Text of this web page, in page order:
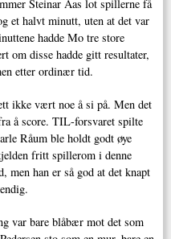
Steinar Aas lot spillerne få
et halvt minutt, uten at det var
hadde Mo tre store
disse hadde gitt resultater,
etter ordinær tid.
ikke vært noe å si på. Men det
å score. TIL-forsvaret spilte
Råum ble holdt godt øye
fritt spillerom i denne
men han er så god at det knapt
var bare blåbær mot det som